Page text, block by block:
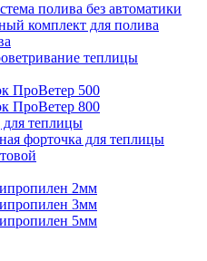
полива без автоматики
комплект для полива
теплицы
ПроВетер 500
ПроВетер 800
теплицы
форточка для теплицы
2мм
3мм
5мм